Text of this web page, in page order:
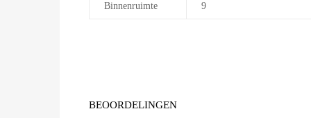
Binnenruimte 9
BEOORDELINGEN